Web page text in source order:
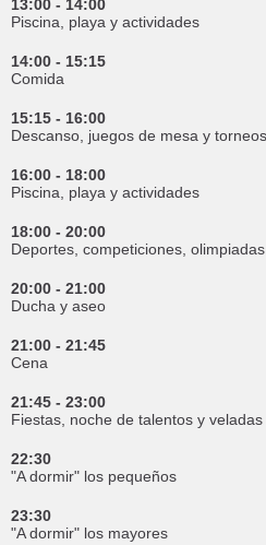
13:00 - 14:00
Piscina, playa y actividades
14:00 - 15:15
Comida
15:15 - 16:00
Descanso, juegos de mesa y torneos
16:00 - 18:00
Piscina, playa y actividades
18:00 - 20:00
Deportes, competiciones, olimpiadas
20:00 - 21:00
Ducha y aseo
21:00 - 21:45
Cena
21:45 - 23:00
Fiestas, noche de talentos y veladas
22:30
"A dormir" los pequeños
23:30
"A dormir" los mayores